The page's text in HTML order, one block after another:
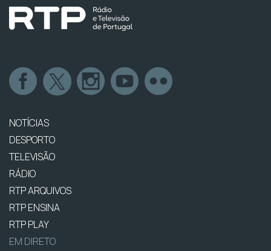
NOTÍCIAS
DESPORTO
TELEVISÃO
RÁDIO
RTP ARQUIVOS
RTP ENSINA
RTP PLAY
EM DIRETO